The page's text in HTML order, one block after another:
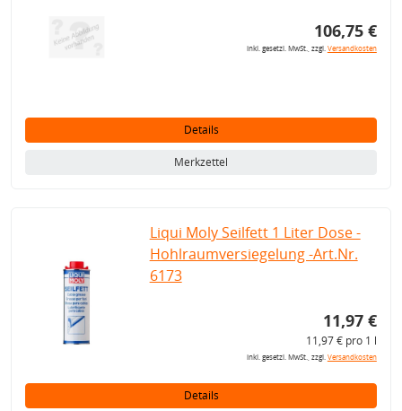
106,75 €
inkl. gesetzl. MwSt., zzgl.Versandkosten
Details
Merkzettel
Liqui Moly Seilfett 1 Liter Dose -
Hohlraumversiegelung -Art.Nr.
6173
11,97 €
11,97 € pro 1 l
inkl. gesetzl. MwSt., zzgl.Versandkosten
Details